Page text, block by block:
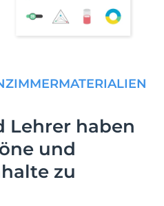
Lehrer haben
und
zu